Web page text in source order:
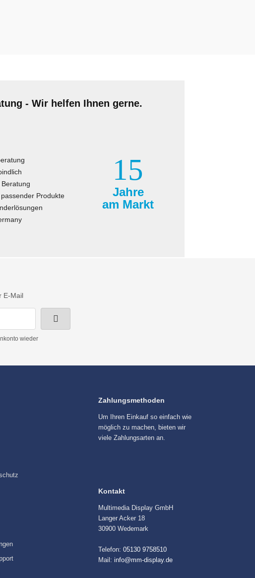
- Wir helfen Ihnen gerne.
Produkte
15
Jahre
am Markt
E-Mail
wieder
Zahlungsmethoden
Um Ihren Einkauf so einfach wie
möglich zu machen, bieten wir
viele Zahlungsarten an.
Kontakt
Multimedia Display GmbH
Langer Acker 18
30900 Wedemark
Telefon: 05130 9758510
Mail: info@mm-display.de